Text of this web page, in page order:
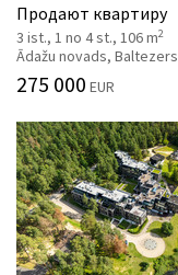
Продают квартиру
3 ist., 1 no 4 st., 106 m2
Ādažu novads, Baltezers
275 000 EUR